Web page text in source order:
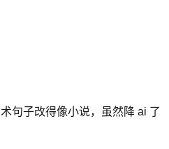
句子改得像小说，虽然降 ai 了